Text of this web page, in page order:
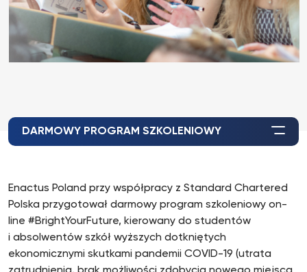
DARMOWY PROGRAM SZKOLENIOWY
Enactus Poland przy współpracy z Standard Chartered
Polska przygotował darmowy program szkoleniowy on-
line #BrightYourFuture, kierowany do studentów
i absolwentów szkół wyższych dotkniętych
ekonomicznymi skutkami pandemii COVID-19 (utrata